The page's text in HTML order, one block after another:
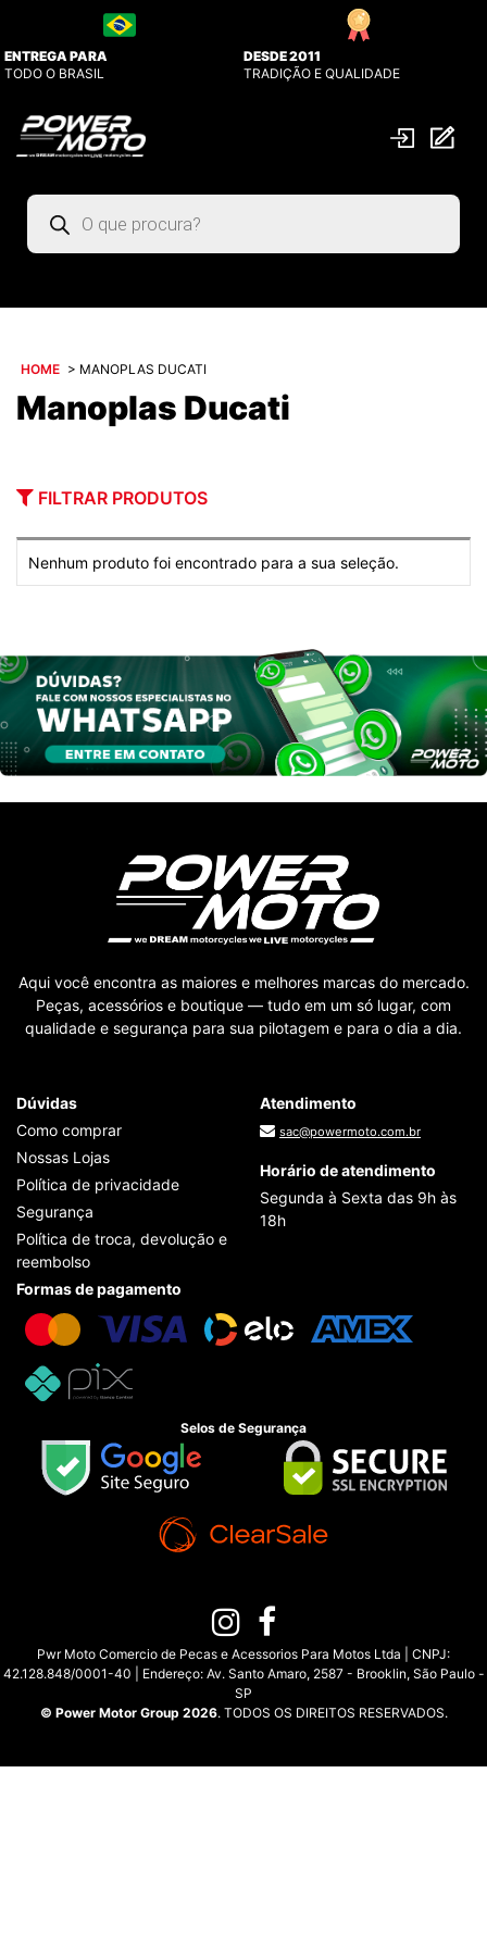
ENTREGA PARA
TODO O BRASIL
DESDE 2011
TRADIÇÃO E QUALIDADE
Pesquisar
produtos
HOME > MANOPLAS DUCATI
Manoplas Ducati
FILTRAR PRODUTOS
Nenhum produto foi encontrado para a sua seleção.
Aqui você encontra as maiores e melhores marcas do mercado.
Peças, acessórios e boutique — tudo em um só lugar, com
qualidade e segurança para sua pilotagem e para o dia a dia.
Dúvidas
Como comprar
Nossas Lojas
Política de privacidade
Segurança
Política de troca, devolução e
reembolso
Atendimento
sac@powermoto.com.br
Horário de atendimento
Segunda à Sexta das 9h às
18h
Formas de pagamento
Selos de Segurança
Pwr Moto Comercio de Pecas e Acessorios Para Motos Ltda | CNPJ:
42.128.848/0001-40 | Endereço: Av. Santo Amaro, 2587 - Brooklin, São Paulo -
SP
© Power Motor Group 2026. TODOS OS DIREITOS RESERVADOS.